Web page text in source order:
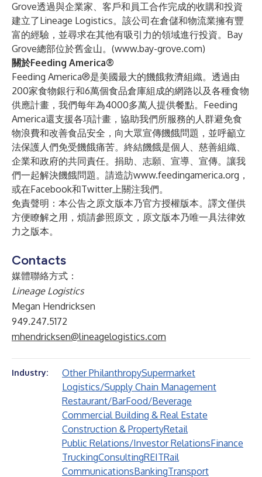
Grove透過與企業家、客戶和員工合作完成的收購和投資
建立了Lineage Logistics。該公司在倉儲和物流業擁有豐
富的經驗，並尋求在其他有吸引力的領域進行投資。Bay
Grove總部位於舊金山。(www.bay-grove.com)
關於Feeding America®
Feeding America®是美國最大的饑餓救濟組織。透過由
200家食物銀行和6萬個食品倉庫組成的網路以及各種食物
供應計畫，我們每年為4000多萬人提供餐點。Feeding
America還支援各項計畫，協助我們所服務的人群避免食
物浪費和改善食品安全，向大眾宣傳饑餓問題，並呼籲立
法保護人們免受饑餓痛苦。終結饑餓是個人、慈善組織、
企業和政府的共同責任。捐助、志願、宣導、宣傳。讓我
們一起解決饑餓問題。請造訪www.feedingamerica.org ，
或在Facebook和Twitter上關注我們。
免責聲明：本公告之原文版本乃官方授權版本。譯文僅供
方便瞭解之用，煩請參照原文，原文版本乃唯一具法律效
力之版本。
Contacts
媒體聯絡方式：
Lineage Logistics
Megan Hendricksen
949.247.5172
mhendricksen@lineagelogistics.com
Industry: Other PhilanthropySupermarket
Logistics/Supply Chain Management
Restaurant/BarFood/Beverage
Commercial Building & Real Estate
Construction & PropertyRetail
Public Relations/Investor RelationsFinance
TruckingConsultingREITRail
CommunicationsBankingTransport